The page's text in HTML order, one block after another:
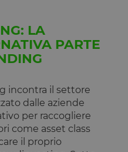
LA
PARTE
incontra il settore
dalle aziende
per raccogliere
come asset class
il proprio